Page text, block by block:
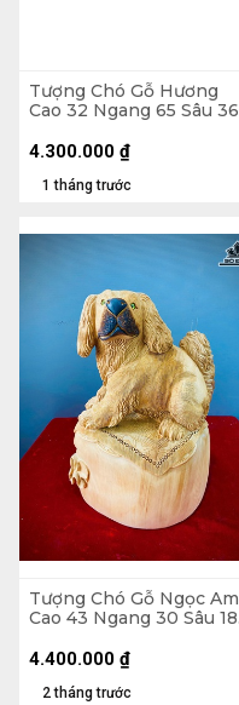
Tượng Chó Gỗ Hương
Cao 32 Ngang 65 Sâu 36
1 tháng trước
4.300.000 ₫
Tượng Chó Gỗ Ngọc Am
Cao 43 Ngang 30 Sâu 18
2 tháng trước
4.400.000 ₫